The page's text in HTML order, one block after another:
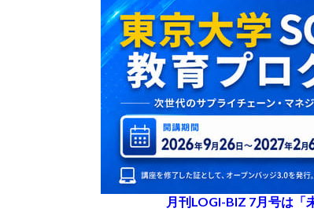
月刊LOGI-BIZ 7月号は「